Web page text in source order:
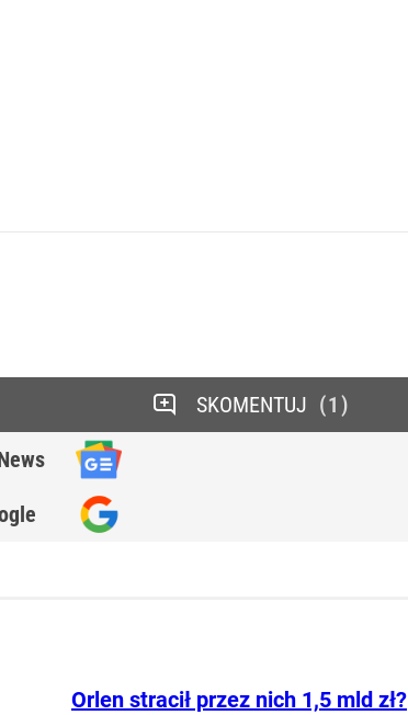
SKOMENTUJ 1
Orlen stracił przez nich 1,5 mld zł?